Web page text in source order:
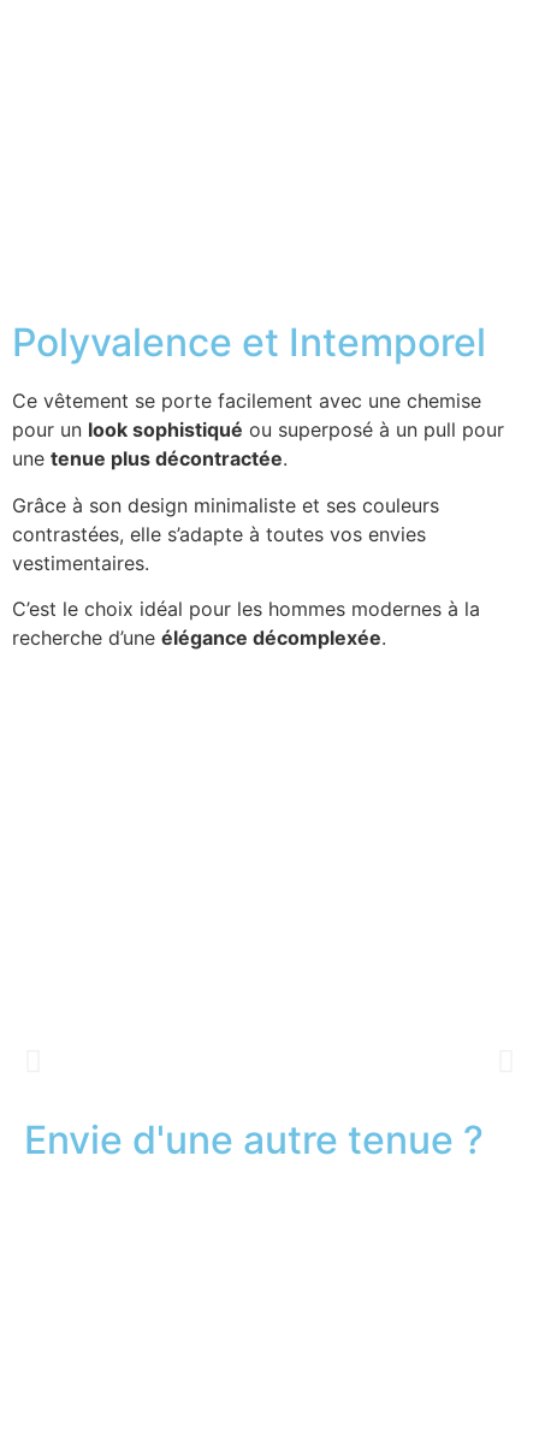
Polyvalence et Intemporel
Ce vêtement se porte facilement avec une chemise
pour un look sophistiqué ou superposé à un pull pour
une tenue plus décontractée.
Grâce à son design minimaliste et ses couleurs
contrastées, elle s’adapte à toutes vos envies
vestimentaires.
C’est le choix idéal pour les hommes modernes à la
recherche d’une élégance décomplexée.
Envie d'une autre tenue ?